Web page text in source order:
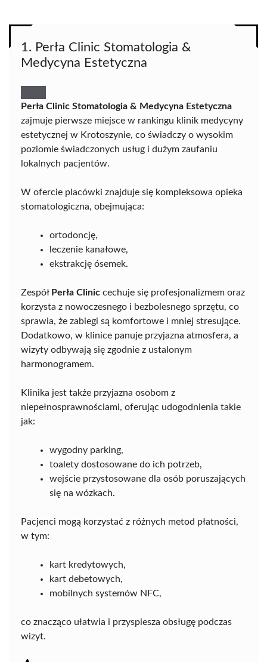
1. Perła Clinic Stomatologia &
Medycyna Estetyczna
Perła Clinic Stomatologia & Medycyna Estetyczna
zajmuje pierwsze miejsce w rankingu klinik medycyny
estetycznej w Krotoszynie, co świadczy o wysokim
poziomie świadczonych usług i dużym zaufaniu
lokalnych pacjentów.
W ofercie placówki znajduje się kompleksowa opieka
stomatologiczna, obejmująca:
ortodoncję,
leczenie kanałowe,
ekstrakcję ósemek.
Zespół Perła Clinic cechuje się profesjonalizmem oraz
korzysta z nowoczesnego i bezbolesnego sprzętu, co
sprawia, że zabiegi są komfortowe i mniej stresujące.
Dodatkowo, w klinice panuje przyjazna atmosfera, a
wizyty odbywają się zgodnie z ustalonym
harmonogramem.
Klinika jest także przyjazna osobom z
niepełnosprawnościami, oferując udogodnienia takie
jak:
wygodny parking,
toalety dostosowane do ich potrzeb,
wejście przystosowane dla osób poruszających
się na wózkach.
Pacjenci mogą korzystać z różnych metod płatności,
w tym:
kart kredytowych,
kart debetowych,
mobilnych systemów NFC,
co znacząco ułatwia i przyspiesza obsługę podczas
wizyt.